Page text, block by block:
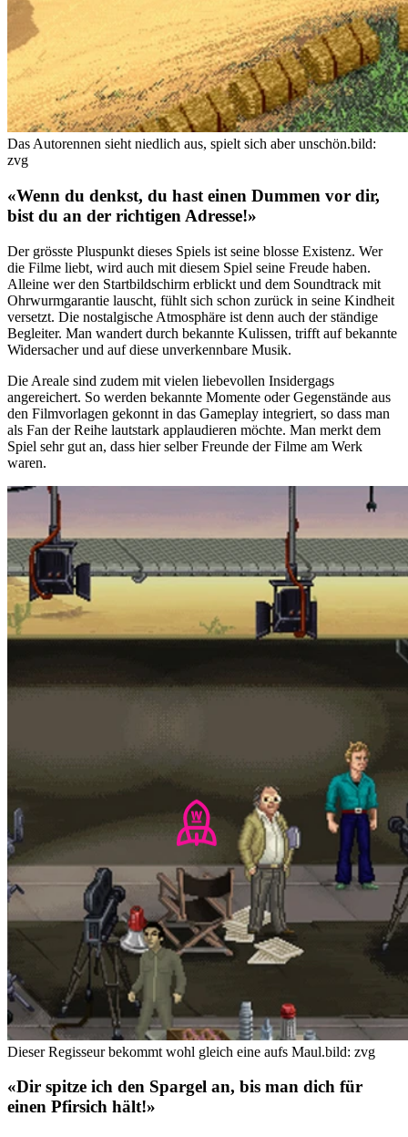
Das Autorennen sieht niedlich aus, spielt sich aber unschön.bild:
zvg
«Wenn du denkst, du hast einen Dummen vor dir,
bist du an der richtigen Adresse!»
Der grösste Pluspunkt dieses Spiels ist seine blosse Existenz. Wer
die Filme liebt, wird auch mit diesem Spiel seine Freude haben.
Alleine wer den Startbildschirm erblickt und dem Soundtrack mit
Ohrwurmgarantie lauscht, fühlt sich schon zurück in seine Kindheit
versetzt. Die nostalgische Atmosphäre ist denn auch der ständige
Begleiter. Man wandert durch bekannte Kulissen, trifft auf bekannte
Widersacher und auf diese unverkennbare Musik.
Die Areale sind zudem mit vielen liebevollen Insidergags
angereichert. So werden bekannte Momente oder Gegenstände aus
den Filmvorlagen gekonnt in das Gameplay integriert, so dass man
als Fan der Reihe lautstark applaudieren möchte. Man merkt dem
Spiel sehr gut an, dass hier selber Freunde der Filme am Werk
waren.
Dieser Regisseur bekommt wohl gleich eine aufs Maul.bild: zvg
«Dir spitze ich den Spargel an, bis man dich für
einen Pfirsich hält!»